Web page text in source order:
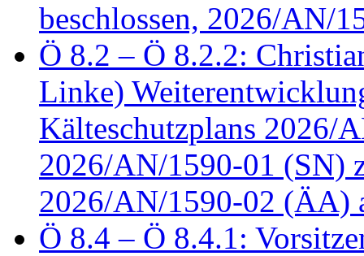
beschlossen, 2026/AN/
Ö 8.2 – Ö 8.2.2:
Linke)
Kälteschutzplans 2026/
2026/AN/1590-01 (SN)
2026/AN/1590-02 (ÄA)
Ö 8.4 – Ö 8.4.1: